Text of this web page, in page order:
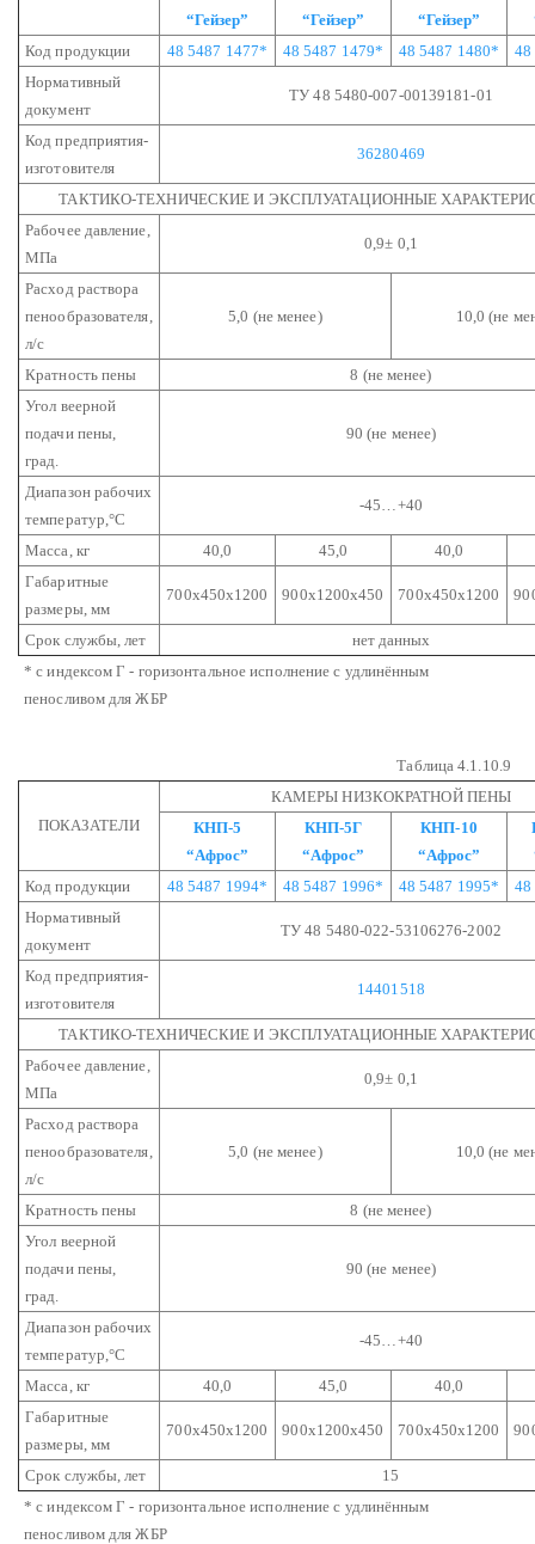
“Гейзер”
“Гейзер”
“Гейзер”
Код продукции
48 5487 1477* 48 5487 1479* 48 5487 1480*
48
Нормативный
документ
ТУ 48 5480-007-00139181-01
Код предприятия-
изготовителя
36280469
ТАКТИКО-ТЕХНИЧЕСКИЕ И ЭКСПЛУАТАЦИОННЫЕ
Рабочее давление,
МПа
0,9± 0,1
Расход раствора
пенообразователя,
л/с
5,0 (не менее) 10,0 (не
Кратность пены
8 (не менее)
Угол веерной
подачи пены,
град.
90 (не менее)
Диапазон рабочих
температур,°С
-45…+40
Масса, кг 40,0 45,0
40,0
Габаритные
размеры, мм
700х450х1200 900х1200х450 700х450х1200
Срок службы, лет
нет данных
* с индексом Г - горизонтальное исполнение с удлинённым
пеносливом для ЖБР
Таблица 4.1.10.9
ПОКАЗАТЕЛИ
КАМЕРЫ НИЗКОКРАТНОЙ ПЕНЫ
КНП-5
“Афрос”
КНП-5Г
“Афрос”
КНП-10
“Афрос”
Код продукции
48 5487 1994* 48 5487 1996* 48 5487 1995*
48
Нормативный
документ
ТУ 48 5480-022-53106276-2002
Код предприятия-
изготовителя
14401518
ТАКТИКО-ТЕХНИЧЕСКИЕ И ЭКСПЛУАТАЦИОННЫЕ
Рабочее давление,
МПа
0,9± 0,1
Расход раствора
пенообразователя,
л/с
5,0 (не менее) 10,0 (не
Кратность пены
8 (не менее)
Угол веерной
подачи пены,
град.
90 (не менее)
Диапазон рабочих
температур,°С
-45…+40
Масса, кг 40,0 45,0
40,0
Габаритные
размеры, мм
700х450х1200 900х1200х450 700х450х1200
Срок службы, лет
15
* с индексом Г - горизонтальное исполнение с удлинённым
пеносливом для ЖБР